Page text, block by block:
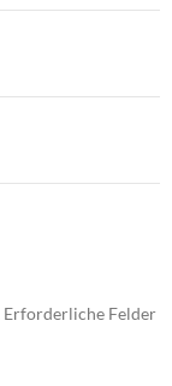
Erforderliche Felder